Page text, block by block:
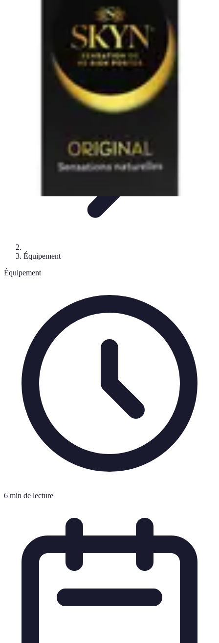
Expériences Nautiques
Kayak
Sensations Nautiques
Équipement
Équipement
6 min de lecture